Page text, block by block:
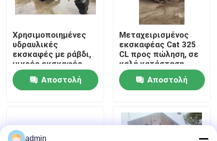
Έλεγχος ποιότητας
Επικοινωνήστε μαζί μας
Ζητήστε μια προσφορά
Χρησιμοποιημένες κατασκευαστικές μηχανές
Χρησιμοποιημένες
υδραυλικές
εκσκαφές με ράβδι,
μικρές εκσκαφές
CAT301.5,
μεταχειρισμένες
μηχανές
Αποστολή
Μεταχειρισμένος
εκσκαφέας Cat 325
CL προς πώληση, σε
καλή κατάσταση
Αποστολή
admin